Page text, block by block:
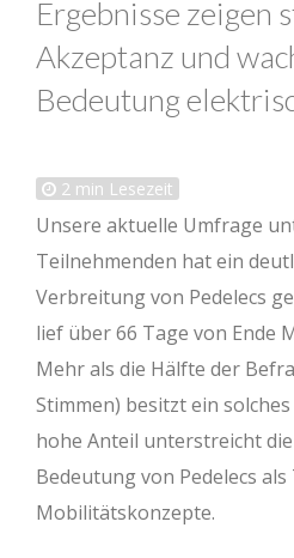
Ergebnisse zeigen
Akzeptanz und
Bedeutung
2 min Lesezeit
Unsere aktuelle Umfrage
Teilnehmenden hat ein
Verbreitung von Pedelecs
lief über 66 Tage von Ende
Mehr als die Hälfte der
Stimmen) besitzt ein
hohe Anteil unterstreicht
Bedeutung von Pedelecs
Mobilitätskonzepte.